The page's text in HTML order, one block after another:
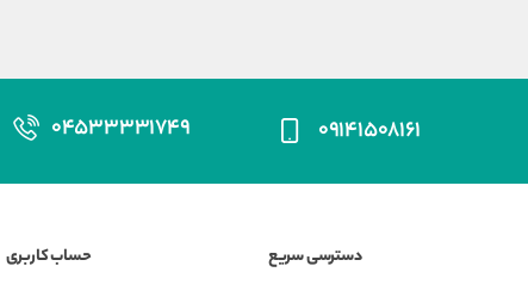
۰۹۱۴۱۵۰۸۱۶۱ ۰۴۵۳۳۳۳۱۷۴۹
دسترسی سریع حساب کاربری